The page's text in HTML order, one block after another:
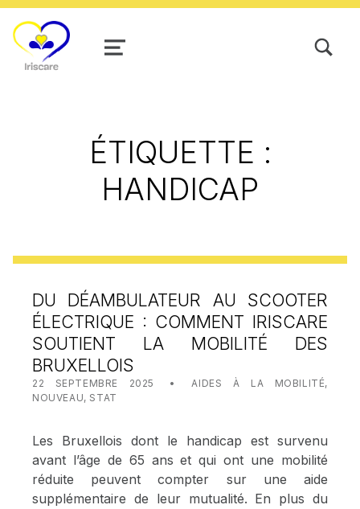
MENU
ÉTIQUETTE :
HANDICAP
DU DÉAMBULATEUR AU SCOOTER
ÉLECTRIQUE : COMMENT IRISCARE
SOUTIENT LA MOBILITÉ DES
BRUXELLOIS
POSTED ON:
22 SEPTEMBRE 2025 WRITTEN BY:
STAT IRISCARE
CATEGORIZED IN:
AIDES À LA MOBILITÉ,
NOUVEAU, STAT
Les Bruxellois dont le handicap est survenu
avant l’âge de 65 ans et qui ont une mobilité
réduite peuvent compter sur une aide
supplémentaire de leur mutualité. En plus du